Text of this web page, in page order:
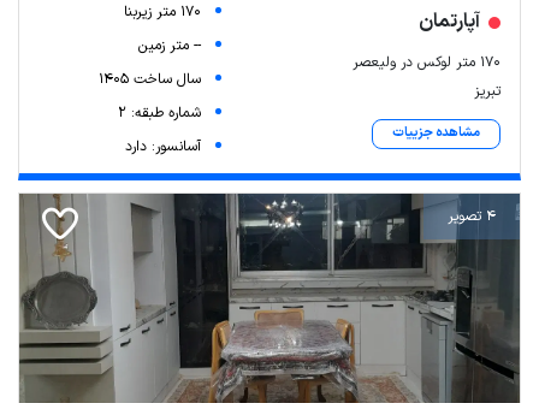
آپارتمان
۱۷۰ متر لوکس در ولیعصر
تبریز
مشاهده جزییات
170 متر زیربنا
-- متر زمین
سال ساخت 1405
شماره طبقه: 2
آسانسور: دارد
4 تصویر